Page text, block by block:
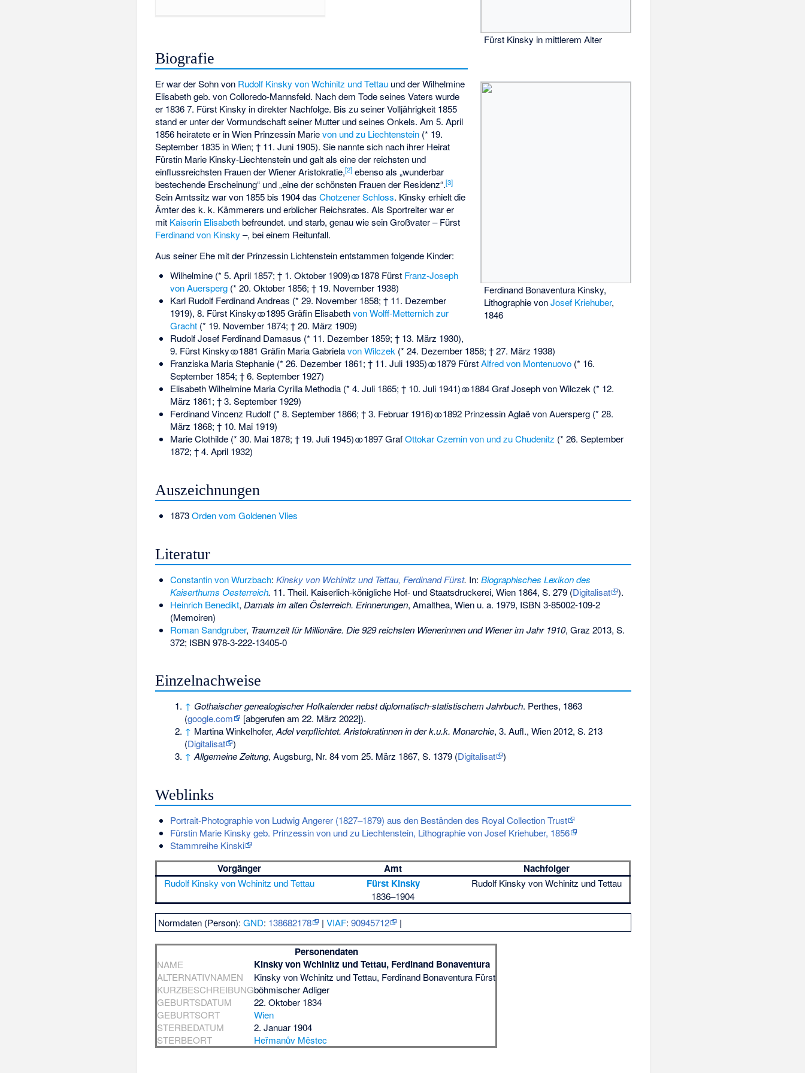
Fürst Kinsky in mittlerem Alter
Biografie
Ferdinand Bonaventura Kinsky,
Lithographie vonJosef Kriehuber,
1846
Er war der Sohn von Rudolf Kinsky von Wchinitz und Tettau und der Wilhelmine
Elisabeth geb. von Colloredo-Mannsfeld. Nach dem Tode seines Vaters wurde
er 1836 7. Fürst Kinsky in direkter Nachfolge. Bis zu seiner Volljährigkeit 1855
stand er unter der Vormundschaft seiner Mutter und seines Onkels. Am 5. April
1856 heiratete er in Wien Prinzessin Marievon und zu Liechtenstein (* 19.
September 1835 in Wien; † 11. Juni 1905). Sie nannte sich nach ihrer Heirat
Fürstin Marie Kinsky-Liechtenstein und galt als eine der reichsten und
einflussreichsten Frauen der Wiener Aristokratie,[2] ebenso als „wunderbar
bestechende Erscheinung“ und „eine der schönsten Frauen der Residenz“.[3]
Sein Amtssitz war von 1855 bis 1904 dasChotzener Schloss. Kinsky erhielt die
Ämter des k. k. Kämmerers und erblicher Reichsrates. Als Sportreiter war er
mit Kaiserin Elisabethbefreundet. und starb, genau wie sein Großvater – Fürst
Ferdinand von Kinsky –, bei einem Reitunfall.
Aus seiner Ehe mit der Prinzessin Lichtenstein entstammen folgende Kinder:
Wilhelmine (* 5. April 1857; † 1. Oktober 1909) ⚭ 1878 Fürst Franz-Joseph
von Auersperg(* 20. Oktober 1856; † 19. November 1938)
Karl Rudolf Ferdinand Andreas (* 29. November 1858; † 11. Dezember
1919), 8. Fürst Kinsky ⚭ 1895 Gräfin Elisabethvon Wolff-Metternich zur
Gracht(* 19. November 1874; † 20. März 1909)
Rudolf Josef Ferdinand Damasus (* 11. Dezember 1859; † 13. März 1930),
9. Fürst Kinsky ⚭ 1881 Gräfin Maria Gabrielavon Wilczek(* 24. Dezember 1858; † 27. März 1938)
Franziska Maria Stephanie (* 26. Dezember 1861; † 11. Juli 1935) ⚭ 1879 FürstAlfred von Montenuovo(* 16.
September 1854; † 6. September 1927)
Elisabeth Wilhelmine Maria Cyrilla Methodia (* 4. Juli 1865; † 10. Juli 1941) ⚭ 1884 Graf Joseph von Wilczek (* 12.
März 1861; † 3. September 1929)
Ferdinand Vincenz Rudolf (* 8. September 1866; † 3. Februar 1916) ⚭ 1892 Prinzessin Aglaë von Auersperg (* 28.
März 1868; † 10. Mai 1919)
Marie Clothilde (* 30. Mai 1878; † 19. Juli 1945) ⚭ 1897 GrafOttokar Czernin von und zu Chudenitz (* 26. September
1872; † 4. April 1932)
Auszeichnungen
1873Orden vom Goldenen Vlies
Literatur
Constantin von Wurzbach: Kinsky von Wchinitz und Tettau, Ferdinand Fürst. In: Biographisches Lexikon des
Kaiserthums Oesterreich. 11. Theil. Kaiserlich-königliche Hof- und Staatsdruckerei, Wien 1864, S. 279 (Digitalisat
).
Heinrich Benedikt, Damals im alten Österreich. Erinnerungen, Amalthea, Wien u. a. 1979, ISBN 3-85002-109-2
(Memoiren)
Roman Sandgruber, Traumzeit für Millionäre. Die 929 reichsten Wienerinnen und Wiener im Jahr 1910, Graz 2013, S.
372; ISBN 978-3-222-13405-0
Einzelnachweise
↑ Gothaischer genealogischer Hofkalender nebst diplomatisch-statistischem Jahrbuch. Perthes, 1863
(google.com
[abgerufen am 22. März 2022]).
↑ Martina Winkelhofer,Adel verpflichtet. Aristokratinnen in der k.u.k. Monarchie, 3. Aufl., Wien 2012, S. 213
(Digitalisat
)
↑ Allgemeine Zeitung, Augsburg, Nr. 84 vom 25. März 1867, S. 1379 (Digitalisat )
Weblinks
Portrait-Photographie von Ludwig Angerer (1827–1879) aus den Beständen des Royal Collection Trust
Fürstin Marie Kinsky geb. Prinzessin von und zu Liechtenstein, Lithographie von Josef Kriehuber, 1856
Stammreihe Kinski
Vorgänger Amt Nachfolger
Rudolf Kinsky von Wchinitz und Tettau Fürst Kinsky
1836–1904
Rudolf Kinsky von Wchinitz und Tettau
Normdaten (Person):GND: 138682178 |VIAF:90945712 |
Personendaten
NAME Kinsky von Wchinitz und Tettau, Ferdinand Bonaventura
ALTERNATIVNAMEN
Kinsky von Wchinitz und Tettau, Ferdinand Bonaventura Fürst
KURZBESCHREIBUNGböhmischer Adliger
GEBURTSDATUM
22. Oktober 1834
GEBURTSORT
Wien
STERBEDATUM
2. Januar 1904
STERBEORT
Heřmanův Městec